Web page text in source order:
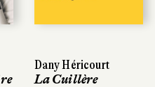
Dany Héricourt
La Cuillère
Dany Héricourt
La Cuillère